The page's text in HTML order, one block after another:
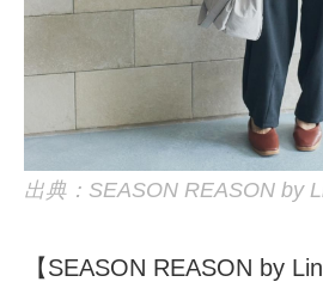
出典：SEASON REASON by
【SEASON REASON by